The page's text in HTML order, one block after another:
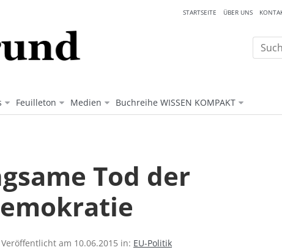
Feuilleton Medien Buchreihe WISSEN KOMPAKT
STARTSEITE ÜBER UNS
Suche
nach:
Tod der
am 10.06.2015 in: EU-Politik